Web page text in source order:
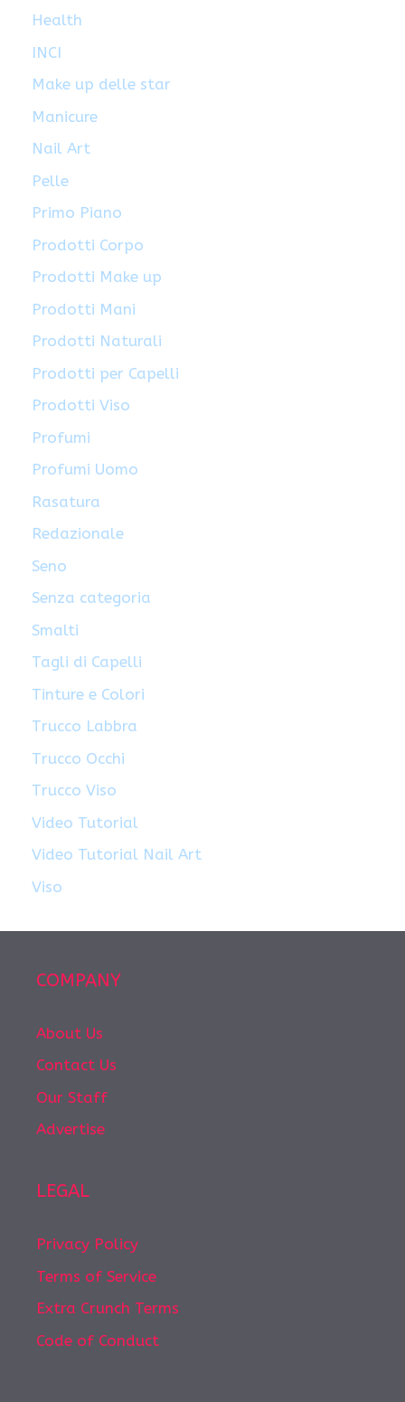
Health
INCI
Make up delle star
Manicure
Nail Art
Pelle
Primo Piano
Prodotti Corpo
Prodotti Make up
Prodotti Mani
Prodotti Naturali
Prodotti per Capelli
Prodotti Viso
Profumi
Profumi Uomo
Rasatura
Redazionale
Seno
Senza categoria
Smalti
Tagli di Capelli
Tinture e Colori
Trucco Labbra
Trucco Occhi
Trucco Viso
Video Tutorial
Video Tutorial Nail Art
Viso
COMPANY
About Us
Contact Us
Our Staff
Advertise
LEGAL
Privacy Policy
Terms of Service
Extra Crunch Terms
Code of Conduct